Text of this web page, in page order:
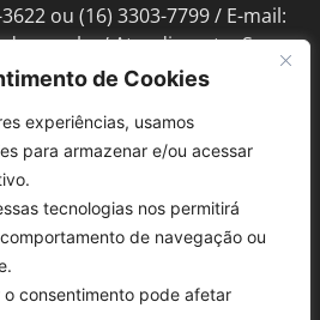
de Cookies
experiências, usamos
para armazenar e/ou acessar
tecnologias nos permitirá
de navegação ou
consentimento pode afetar
ou (16) 3303-7799 / E-mail:
/ Atendimento: Seg a
Av. Bento de Abreu, 889
SIGA-NOS